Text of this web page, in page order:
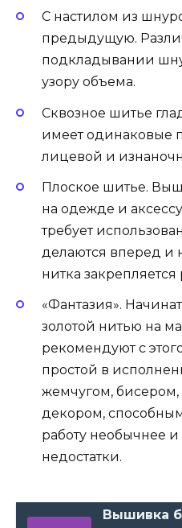
С настилом из
предыдущую.
подкладывании
узору объема.
Сквозное шитье
имеет одинаковые
лицевой и
Плоское шитье.
на одежде и
требует
делаются вперед и
нитка
«Фантазия».
золотой нитью на
рекомендуют с
простой в
жемчугом,
декором,
работу необычнее
недостатки.
Вышивка